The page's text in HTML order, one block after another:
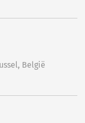
België